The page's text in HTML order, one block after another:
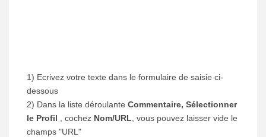
1) Ecrivez votre texte dans le formulaire de saisie ci-
dessous
2) Dans la liste déroulante Commentaire, Sélectionner
le Profil
, cochez Nom/URL , vous pouvez laisser vide le
champs "URL"